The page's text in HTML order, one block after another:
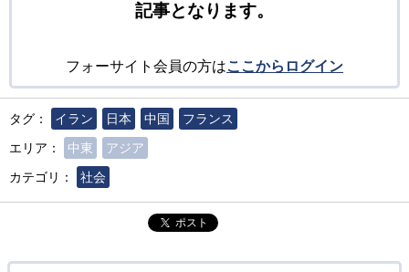
記事となります。
フォーサイト会員の方はここからログイン
タグ： イラン 日本 中国
フランス
エリア：
中東
アジア
カテゴリ：
社会
ポスト